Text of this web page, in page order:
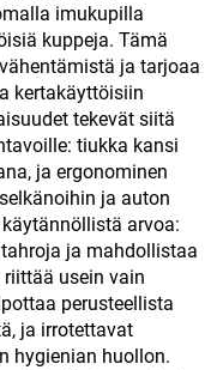
imukupilla
kuppeja. Tämä
ja tarjoaa
kertakäyttöisiin
tekevät siitä
tiukka kansi
ja ergonominen
ja auton
arvoa:
ja mahdollistaa
usein vain
perusteellista
ja irrotettavat
hygienian huollon.